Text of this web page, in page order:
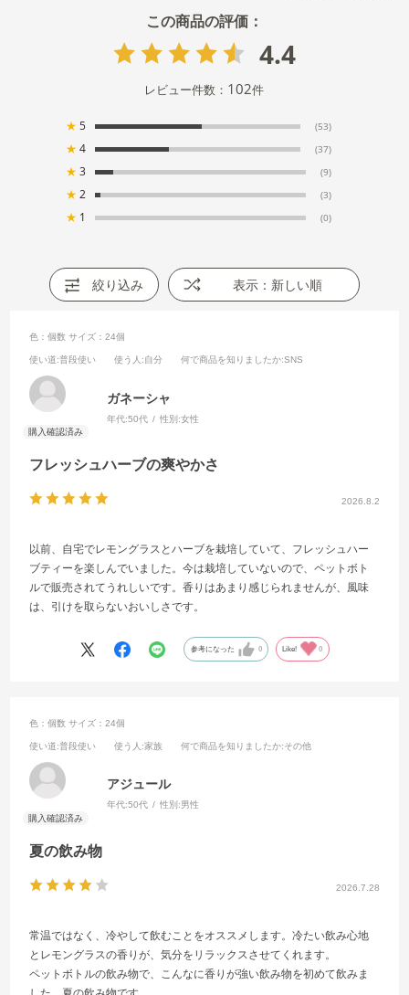
4.4
レビュー件数： 102件
★ 5 (53)
★ 4 (37)
★ 3 (9)
★ 2 (3)
★ 1 (0)
絞り込み 表示：新しい順
2026.8.2
フレッシュハーブの爽やかさ
色：個数 サイズ：24個
使い道:普段使い 使う人 :自分 何で商品を知りましたか:SNS
ガネーシャ
年代:50代 性別:女性
以前、自宅でレモングラスとハーブを栽培していて、フレッシュハー
ブティーを楽しんでいました。今は栽培していないので、ペットボト
ルで販売されてうれしいです。香りはあまり感じられませんが、風味
は、引けを取らないおいしさです。
参考になった 0 Like! 0
2026.7.28
夏の飲み物
色：個数 サイズ：24個
使い道:普段使い 使う人 :家族 何で商品を知りましたか:その他
アジュール
年代:50代 性別:男性
常温ではなく、冷やして飲むことをオススメします。冷たい飲み心地
とレモングラスの香りが、気分をリラックスさせてくれます。
ペットボトルの飲み物で、こんなに香りが強い飲み物を初めて飲みま